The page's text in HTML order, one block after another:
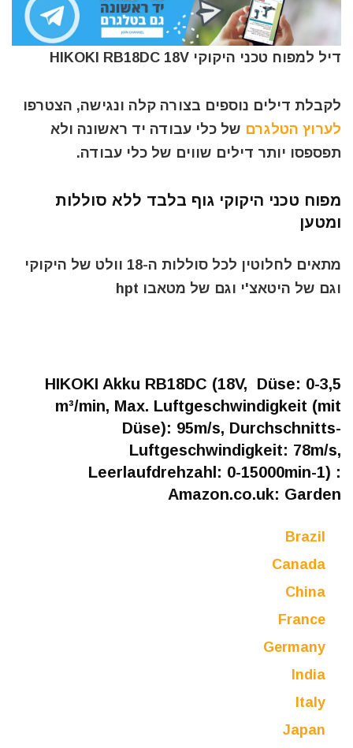
דיל למפוח טכני היקוקי HIKOKI RB18DC 18V
לקבלת דילים נוספים בצורה קלה ונגישה, הצטרפו
לערוץ הטלגרם של כלי עבודה יד ראשונה ולא
תפספסו יותר דילים שווים של כלי עבודה.
מפוח טכני היקוקי גוף בלבד ללא סוללות
ומטען
מתאים לחלוטין לכל סוללות ה-18 וולט של היקוקי
וגם של היטאצ'י וגם של מטאבו hpt
HIKOKI Akku RB18DC (18V, Düse: 0-3,5
m³/min, Max. Luftgeschwindigkeit (mit
Düse): 95m/s, Durchschnitts-
Luftgeschwindigkeit: 78m/s,
Leerlaufdrehzahl: 0-15000min-1) :
Amazon.co.uk: Garden
Brazil
Canada
China
France
Germany
India
Italy
Japan